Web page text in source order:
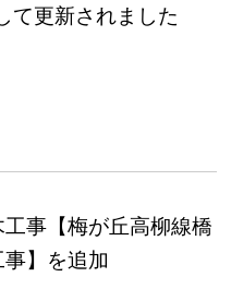
て更新されました
事【梅が丘高柳線橋
】を追加